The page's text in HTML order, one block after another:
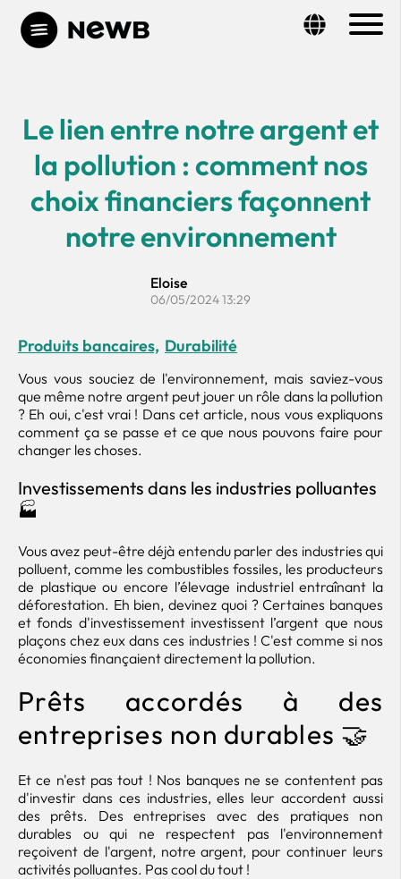
Le lien entre notre argent et
la pollution : comment nos
choix financiers façonnent
notre environnement
Eloise
06/05/2024 13:29
Produits bancaires, Durabilité
Vous vous souciez de l'environnement, mais saviez-vous
que même notre argent peut jouer un rôle dans la pollution
? Eh oui, c'est vrai ! Dans cet article, nous vous expliquons
comment ça se passe et ce que nous pouvons faire pour
changer les choses.
Investissements dans les industries polluantes
🏭
Vous avez peut-être déjà entendu parler des industries qui
polluent, comme les combustibles fossiles, les producteurs
de plastique ou encore l’élevage industriel entraînant la
déforestation. Eh bien, devinez quoi ? Certaines banques
et fonds d'investissement investissent l’argent que nous
plaçons chez eux dans ces industries ! C'est comme si nos
économies finançaient directement la pollution.
Prêts accordés à des
entreprises non durables 🤝
Et ce n'est pas tout ! Nos banques ne se contentent pas
d'investir dans ces industries, elles leur accordent aussi
des prêts. Des entreprises avec des pratiques non
durables ou qui ne respectent pas l'environnement
reçoivent de l'argent, notre argent, pour continuer leurs
activités polluantes. Pas cool du tout !